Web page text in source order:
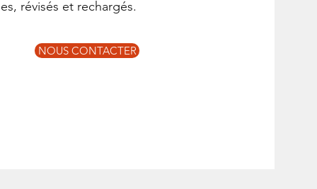
révisés et rechargés.
NOUS CONTACTER